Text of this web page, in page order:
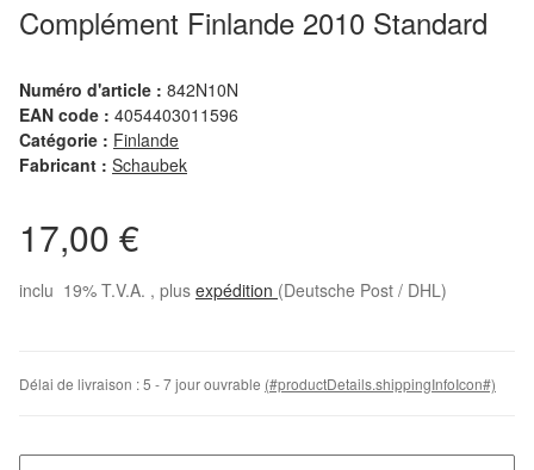
Complément Finlande 2010 Standard
Numéro d'article : 842N10N
EAN code : 4054403011596
Catégorie : Finlande
Fabricant : Schaubek
17,00 €
inclu 19% T.V.A. , plus expédition (Deutsche Post / DHL)
Délai de livraison :5 - 7 jour ouvrable (#productDetails.shippingInfoIcon#)